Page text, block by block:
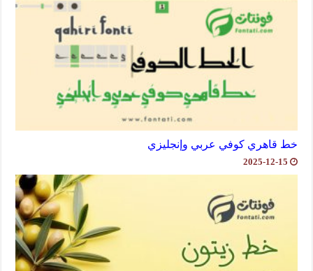
خط قاهري كوفي عربي وإنجليزي
2025-12-15